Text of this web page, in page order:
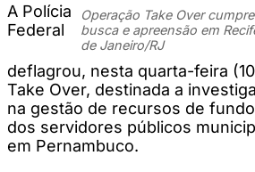
Operação Take Over
busca e apreensão em
de Janeiro/RJ
A Polícia
Federal
deflagrou, nesta quarta-feira
Take Over, destinada a
na gestão de recursos de
dos servidores públicos
em Pernambuco.